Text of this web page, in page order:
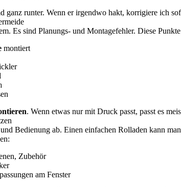
ganz runter. Wenn er irgendwo hakt, korrigiere ich
Es sind Planungs- und Montagefehler. Diese
montiert
. Wenn etwas nur mit Druck passt, passt es
Bedienung ab. Einen einfachen Rolladen kann
Zubehör
am Fenster